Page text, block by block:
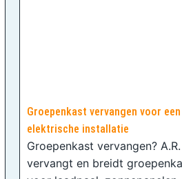
Groepenkast vervangen voor
elektrische installatie
Groepenkast vervangen?
vervangt en breidt